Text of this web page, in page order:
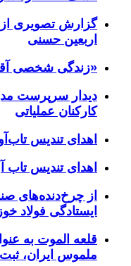
گزارش تصویری از
اربعین حسنی
«زندگی شخصی
دیدار سرپرست
کارکنان عملیاتی
اهدای تندیس
اهدای تندیس تاب
ایستادگی فولاد
قلعه الموت به
ملموس ایران،